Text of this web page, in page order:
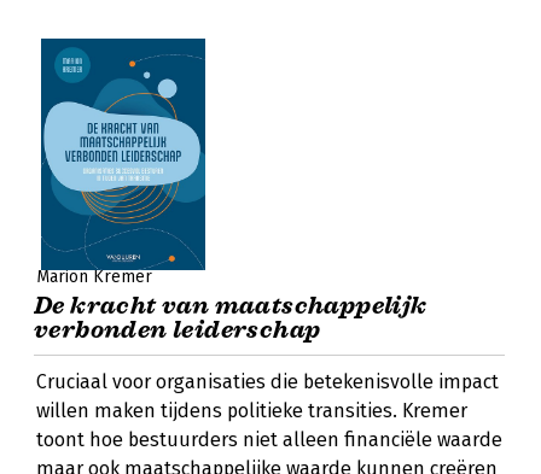
Marion Kremer
De kracht van maatschappelijk
verbonden leiderschap
Cruciaal voor organisaties die betekenisvolle impact
willen maken tijdens politieke transities. Kremer
toont hoe bestuurders niet alleen financiële waarde
maar ook maatschappelijke waarde kunnen creëren